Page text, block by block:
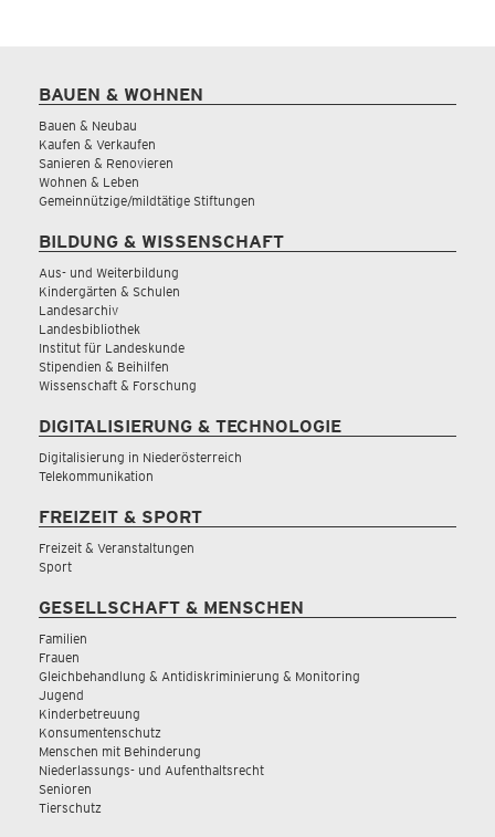
BAUEN & WOHNEN
Bauen & Neubau
Kaufen & Verkaufen
Sanieren & Renovieren
Wohnen & Leben
Gemeinnützige/mildtätige Stiftungen
BILDUNG & WISSENSCHAFT
Aus- und Weiterbildung
Kindergärten & Schulen
Landesarchiv
Landesbibliothek
Institut für Landeskunde
Stipendien & Beihilfen
Wissenschaft & Forschung
DIGITALISIERUNG & TECHNOLOGIE
Digitalisierung in Niederösterreich
Telekommunikation
FREIZEIT & SPORT
Freizeit & Veranstaltungen
Sport
GESELLSCHAFT & MENSCHEN
Familien
Frauen
Gleichbehandlung & Antidiskriminierung & Monitoring
Jugend
Kinderbetreuung
Konsumentenschutz
Menschen mit Behinderung
Niederlassungs- und Aufenthaltsrecht
Senioren
Tierschutz